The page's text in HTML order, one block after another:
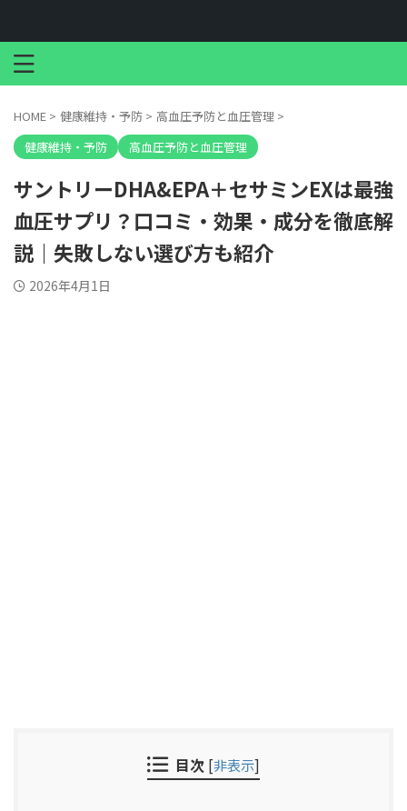
HOME > 健康維持・予防 > 高血圧予防と血圧管理 >
健康維持・予防
高血圧予防と血圧管理
サントリーDHA&EPA＋セサミンEXは最強
血圧サプリ？口コミ・効果・成分を徹底解
説｜失敗しない選び方も紹介
2026年4月1日
目次 [非表示]